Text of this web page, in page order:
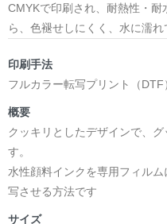
CMYKで印刷され、耐熱性・
ら、色褪せしにくく、水に濡れ
印刷手法
フルカラー転写プリント（DTF
概要
クッキリとしたデザインで、
す。
水性顔料インクを専用フィル
写させる方法です
サイズ